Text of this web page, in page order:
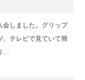
会しました。グリップ
、テレビで見ていて簡
…